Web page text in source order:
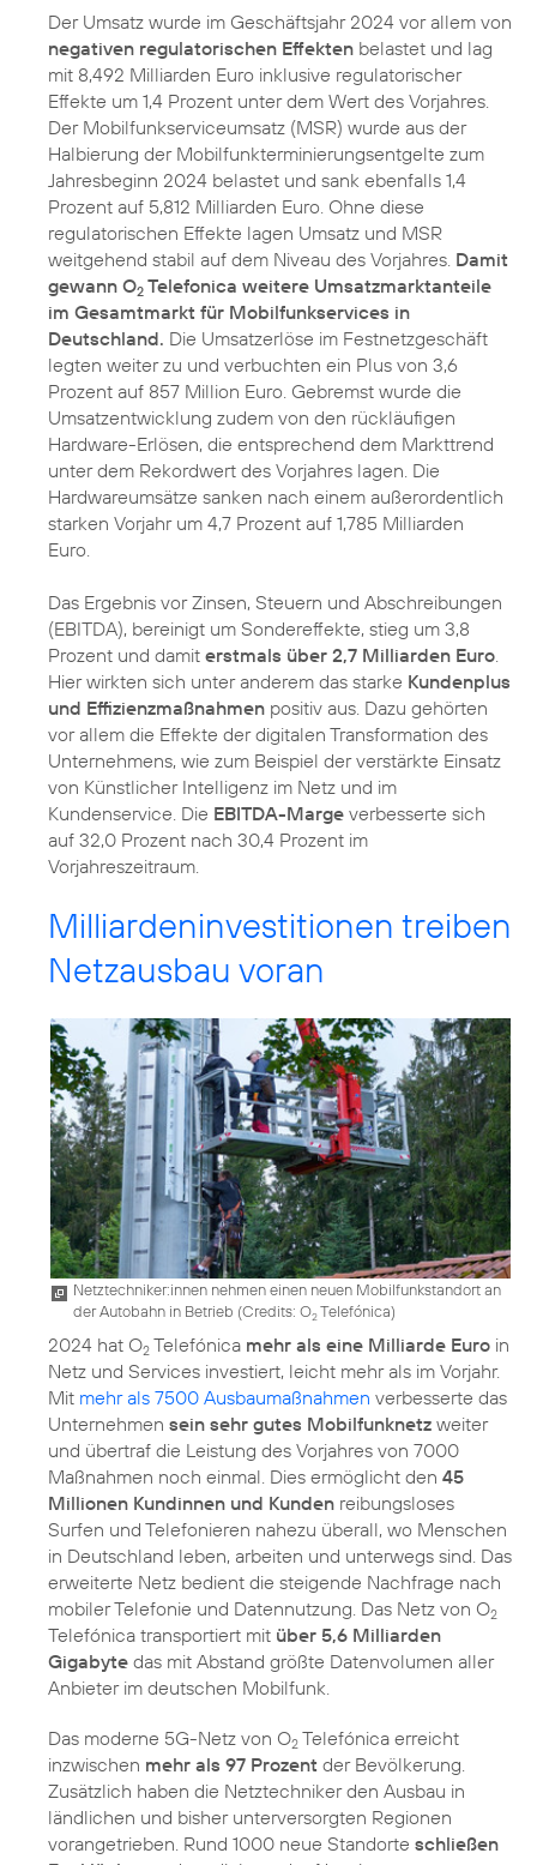
Der Umsatz wurde im Geschäftsjahr 2024 vor allem von
negativen regulatorischen Effekten belastet und lag
mit 8,492 Milliarden Euro inklusive regulatorischer
Effekte um 1,4 Prozent unter dem Wert des Vorjahres.
Der Mobilfunkserviceumsatz (MSR) wurde aus der
Halbierung der Mobilfunkterminierungsentgelte zum
Jahresbeginn 2024 belastet und sank ebenfalls 1,4
Prozent auf 5,812 Milliarden Euro. Ohne diese
regulatorischen Effekte lagen Umsatz und MSR
weitgehend stabil auf dem Niveau des Vorjahres. Damit
gewann O2 Telefonica weitere Umsatzmarktanteile
im Gesamtmarkt für Mobilfunkservices in
Deutschland. Die Umsatzerlöse im Festnetzgeschäft
legten weiter zu und verbuchten ein Plus von 3,6
Prozent auf 857 Million Euro. Gebremst wurde die
Umsatzentwicklung zudem von den rückläufigen
Hardware-Erlösen, die entsprechend dem Markttrend
unter dem Rekordwert des Vorjahres lagen. Die
Hardwareumsätze sanken nach einem außerordentlich
starken Vorjahr um 4,7 Prozent auf 1,785 Milliarden
Euro.
Das Ergebnis vor Zinsen, Steuern und Abschreibungen
(EBITDA), bereinigt um Sondereffekte, stieg um 3,8
Prozent und damit erstmals über 2,7 Milliarden Euro.
Hier wirkten sich unter anderem das starke Kundenplus
und Effizienzmaßnahmen positiv aus. Dazu gehörten
vor allem die Effekte der digitalen Transformation des
Unternehmens, wie zum Beispiel der verstärkte Einsatz
von Künstlicher Intelligenz im Netz und im
Kundenservice. Die EBITDA-Marge verbesserte sich
auf 32,0 Prozent nach 30,4 Prozent im
Vorjahreszeitraum.
Milliardeninvestitionen treiben
Netzausbau voran
Netztechniker:innen nehmen einen neuen Mobilfunkstandort an
der Autobahn in Betrieb (Credits: O2Telefónica)
2024 hat O2 Telefónica mehr als eine Milliarde Euro in
Netz und Services investiert, leicht mehr als im Vorjahr.
Mit mehr als 7500 Ausbaumaßnahmen verbesserte das
Unternehmen sein sehr gutes Mobilfunknetz weiter
und übertraf die Leistung des Vorjahres von 7000
Maßnahmen noch einmal. Dies ermöglicht den 45
Millionen Kundinnen und Kunden reibungsloses
Surfen und Telefonieren nahezu überall, wo Menschen
in Deutschland leben, arbeiten und unterwegs sind. Das
erweiterte Netz bedient die steigende Nachfrage nach
mobiler Telefonie und Datennutzung. Das Netz von O2
Telefónica transportiert mit über 5,6 Milliarden
Gigabyte das mit Abstand größte Datenvolumen aller
Anbieter im deutschen Mobilfunk.
Das moderne 5G-Netz von O2 Telefónica erreicht
inzwischen mehr als 97 Prozent der Bevölkerung.
Zusätzlich haben die Netztechniker den Ausbau in
ländlichen und bisher unterversorgten Regionen
vorangetrieben. Rund 1000 neue Standorte schließen